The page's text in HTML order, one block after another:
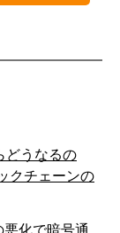
うなるの
クチェーンの